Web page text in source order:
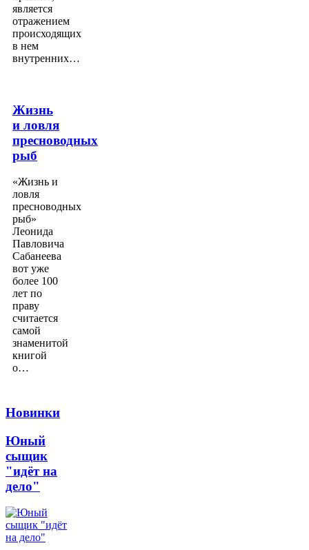
является
отражением
происходящих
в нем
внутренних…
Жизнь
и ловля
пресноводных
рыб
«Жизнь и
ловля
пресноводных
рыб»
Леонида
Павловича
Сабанеева
вот уже
более 100
лет по
праву
считается
самой
знаменитой
книгой
о…
Новинки
Юный
сыщик
"идёт на
дело"